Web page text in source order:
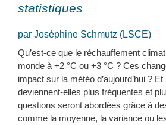
statistiques
par Joséphine Schmutz (LSCE)
Qu’est-ce que le réchauffement
monde à +2 °C ou +3 °C ? Ces
impact sur la météo d’aujourd’hui ?
deviennent-elles plus fréquentes et
questions seront abordées grâce à
comme la moyenne, la variance ou